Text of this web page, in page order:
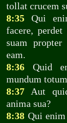
tollat crucem
8:35 Qui
facere,
suam
eam.
8:36 Quid
mundum
8:37 Aut
anima sua?
8:38 Qui